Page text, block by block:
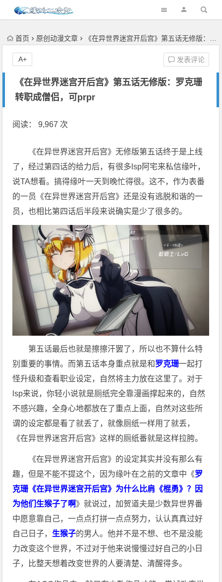
首页 原创动漫文章 《在异世界迷宫开后宫》第五话无修版：罗克珊转职成僧侣，可prpr
《在异世界迷宫开后宫》第五话无修版：罗克珊
转职成僧侣，可prpr
发表评论
A+
阅读： 9,967 次
《在异世界迷宫开后宫》无修版第五话终于是上线
了，经过第四话的给力后，有很多lsp阿宅来私信缘叶，
说TA想看。搞得缘叶一天到晚忙得很。这不，作为表番
的一员《在异世界迷宫开后宫》还是没有逃脱和谐的一
员，也相比第四话后半段来说确实是少了很多的。
第五话最后也就是擦擦汗罢了，所以也不算什么特
别重要的事情。而第五话本身重点就是和罗克珊一起打
怪升级和查看职业设定，自然将主力放在这里了。对于
lsp来说，你轻小说就是厕纸完全靠漫画撑起来的，自然
不感兴趣，全身心地都放在了重点上面，自然对这些所
谓的设定都是看了就丢了，就像厕纸一样用了就丢，
《在异世界迷宫开后宫》这样的厕纸番就是这样拉胯。
《在异世界迷宫开后宫》的设定其实并没有那么有
趣，但是不能不提这个，因为缘叶在之前的文章中《罗
克珊《在异世界迷宫开后宫》为什么比肩《棍勇》？因
为他们生猴子了啊》就说过，加贺道夫是少数异世界番
中愿意靠自己，一点点打拼一点点努力，认认真真过好
自己日子，生猴子的男人。他并不是不想、也不是没能
力改变这个世界，不过对于他来说慢慢过好自己的小日
子，比整天想着改变世界的人要清楚、清醒得多。